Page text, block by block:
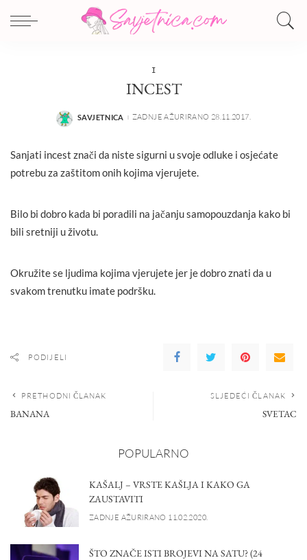
I
INCEST
POSTED
SAVJETNICA ZADNJE AŽURIRANO 28.11.2017.
Sanjati incest znači da niste sigurni u svoje odluke i osjećate
potrebu za zaštitom onih kojima vjerujete.
Bilo bi dobro kada bi poradili na jačanju samopouzdanja kako bi
bili sretniji u životu.
Okružite se ljudima kojima vjerujete jer je dobro znati da u
svakom trenutku imate podršku.
PODIJELI
PRETHODNI ČLANAK
BANANA
SLJEDEĆI ČLANAK
SVETAC
POPULARNO
KAŠALJ – VRSTE KAŠLJA I KAKO GA
ZAUSTAVITI
ZADNJE AŽURIRANO 11.02.2020.
ŠTO ZNAČE ISTI BROJEVI NA SATU? (24